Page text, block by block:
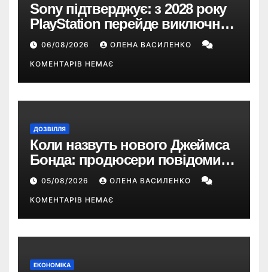
Sony підтверджує: з 2028 року
PlayStation перейде виключно
на цифрові ігри
06/08/2026 ОЛЕНА ВАСИЛЕНКО
КОМЕНТАРІВ НЕМАЄ
ДОЗВІЛЛЯ
Коли назвуть нового Джеймса
Бонда: продюсери повідомили
про терміни кастингу
05/08/2026 ОЛЕНА ВАСИЛЕНКО
КОМЕНТАРІВ НЕМАЄ
ЕКОНОМІКА